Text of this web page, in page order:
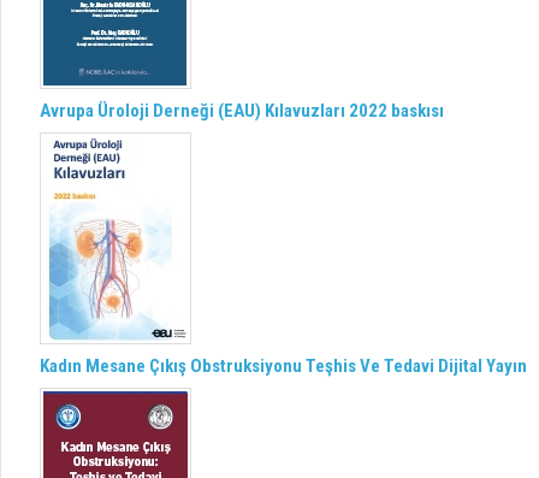
Avrupa Üroloji Derneği (EAU) Kılavuzları 2022 baskısı
Kadın Mesane Çıkış Obstruksiyonu Teşhis Ve Tedavi Dijital Yayın